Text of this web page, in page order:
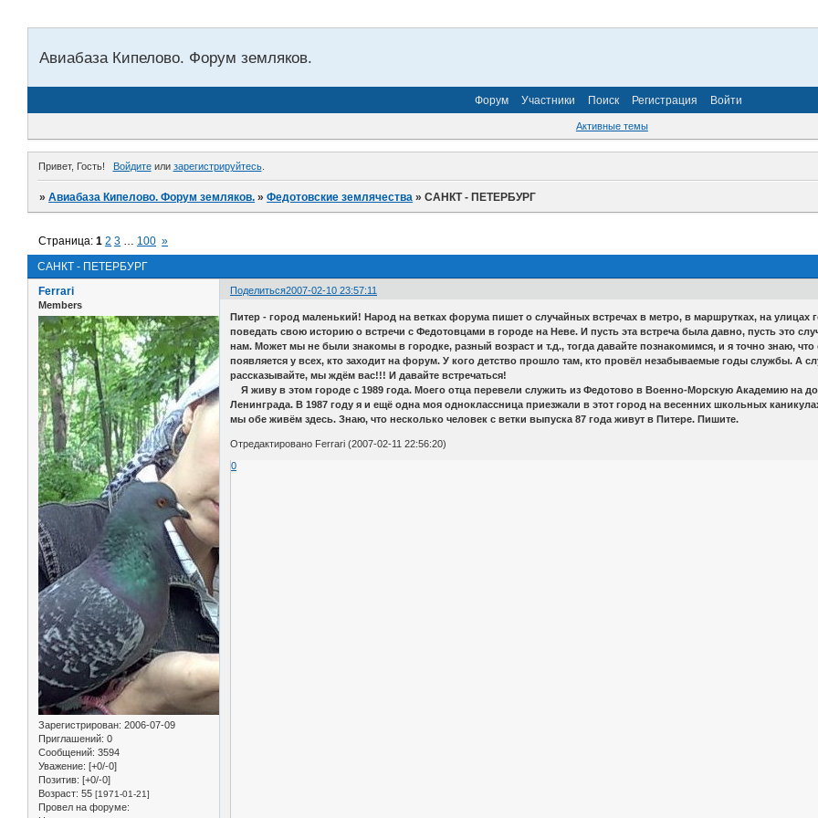
Авиабаза Кипелово. Форум земляков.
Форум Участники Поиск Регистрация Войти
Активные темы
Привет, Гость! Войдитеили зарегистрируйтесь.
»Авиабаза Кипелово. Форум земляков. »Федотовские землячества »САНКТ - ПЕТЕРБУРГ
САНКТ - ПЕТЕРБУРГ
Страница:1 2 3 … 100 »
Поделиться2007-02-10 23:57:11
Ferrari
Members
Зарегистрирован: 2006-07-09
Приглашений: 0
Сообщений: 3594
Уважение: [+0/-0]
Позитив: [+0/-0]
Возраст: 55 [1971-01-21]
Провел на форуме:
Питер - город маленький! Народ на ветках форума пишет о случайных встречах в метро, в маршрутках, на
поведать свою историю о встречи с Федотовцами в городе на Неве. И пусть эта встреча была давно, пусть это
нам. Может мы не были знакомы в городке, разный возраст и т.д., тогда давайте познакомимся, и я точно знаю,
появляется у всех, кто заходит на форум. У кого детство прошло там, кто провёл незабываемые годы службы. А
рассказывайте, мы ждём вас!!! И давайте встречаться!
Я живу в этом городе с 1989 года. Моего отца перевели служить из Федотово в Военно-Морскую Академию на
Ленинграда. В 1987 году я и ещё одна моя одноклассница приезжали в этот город на весенних школьных
мы обе живём здесь. Знаю, что несколько человек с ветки выпуска 87 года живут в Питере. Пишите.
Отредактировано Ferrari (2007-02-11 22:56:20)
0